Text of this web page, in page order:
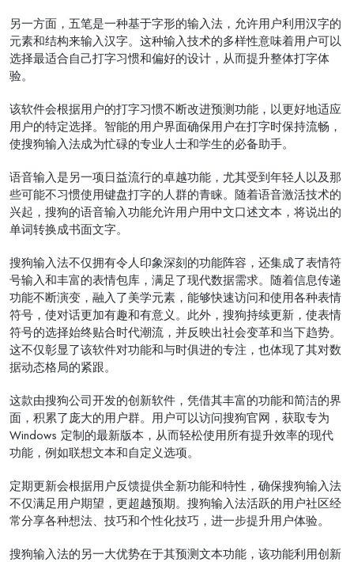
另一方面，五笔是一种基于字形的输入法，允许用户利用汉字的
元素和结构来输入汉字。这种输入技术的多样性意味着用户可以
选择最适合自己打字习惯和偏好的设计，从而提升整体打字体
验。
该软件会根据用户的打字习惯不断改进预测功能，以更好地适应
用户的特定选择。智能的用户界面确保用户在打字时保持流畅，
使搜狗输入法成为忙碌的专业人士和学生的必备助手。
语音输入是另一项日益流行的卓越功能，尤其受到年轻人以及那
些可能不习惯使用键盘打字的人群的青睐。随着语音激活技术的
兴起，搜狗的语音输入功能允许用户用中文口述文本，将说出的
单词转换成书面文字。
搜狗输入法不仅拥有令人印象深刻的功能阵容，还集成了表情符
号输入和丰富的表情包库，满足了现代数据需求。随着信息传递
功能不断演变，融入了美学元素，能够快速访问和使用各种表情
符号，使对话更加有趣和有意义。此外，搜狗持续更新，使表情
符号的选择始终贴合时代潮流，并反映出社会变革和当下趋势。
这不仅彰显了该软件对功能和与时俱进的专注，也体现了其对数
据动态格局的紧跟。
这款由搜狗公司开发的创新软件，凭借其丰富的功能和简洁的界
面，积累了庞大的用户群。用户可以访问搜狗官网，获取专为
Windows 定制的最新版本，从而轻松使用所有提升效率的现代
功能，例如联想文本和自定义选项。
定期更新会根据用户反馈提供全新功能和特性，确保搜狗输入法
不仅满足用户期望，更超越预期。搜狗输入法活跃的用户社区经
常分享各种想法、技巧和个性化技巧，进一步提升用户体验。
搜狗输入法的另一大优势在于其预测文本功能，该功能利用创新